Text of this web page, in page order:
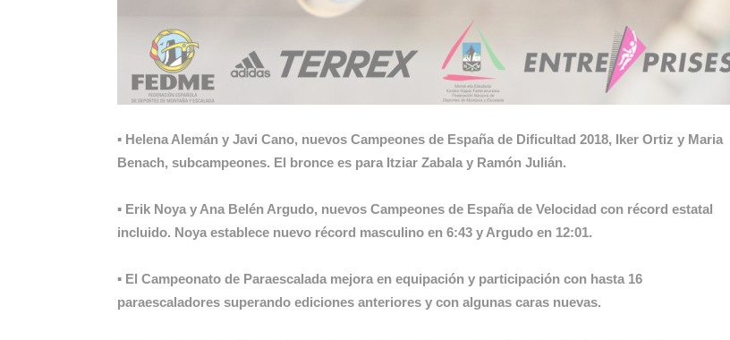
▪ Helena Alemán y Javi Cano, nuevos Campeones de España de Dificultad 2018, Iker Ortiz y Maria
Benach, subcampeones. El bronce es para Itziar Zabala y Ramón Julián.
▪ Erik Noya y Ana Belén Argudo, nuevos Campeones de España de Velocidad con récord estatal
incluido. Noya establece nuevo récord masculino en 6:43 y Argudo en 12:01.
▪ El Campeonato de Paraescalada mejora en equipación y participación con hasta 16
paraescaladores superando ediciones anteriores y con algunas caras nuevas.